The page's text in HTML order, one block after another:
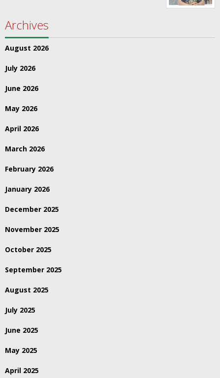
Archives
August 2026
July 2026
June 2026
May 2026
April 2026
March 2026
February 2026
January 2026
December 2025
November 2025
October 2025
September 2025
August 2025
July 2025
June 2025
May 2025
April 2025